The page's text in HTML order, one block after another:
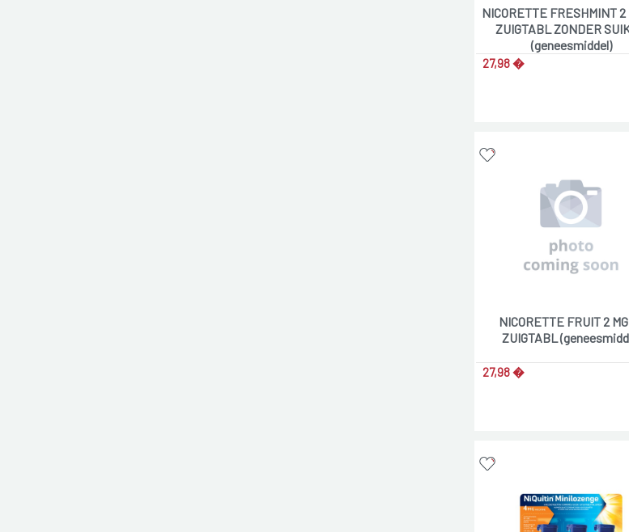
NICORETTE FRESHMINT 2
ZUIGTABL ZONDER
(geneesmiddel)
27,98 �
NICORETTE FRUIT 2
ZUIGTABL
27,98 �